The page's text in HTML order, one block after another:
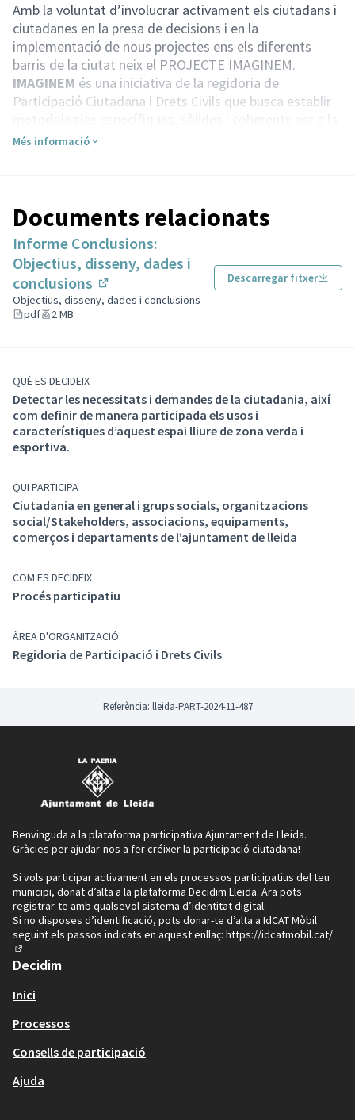
Amb la voluntat d’involucrar activament els ciutadans i
ciutadanes en la presa de decisions i en la
implementació de nous projectes ens els diferents
barris de la ciutat neix el PROJECTE IMAGINEM.
IMAGINEM és una iniciativa de la regidoria de
Participació Ciutadana i Drets Civils que busca establir
gestió de processos participatius. El seu objectiu és
promovent la seva consciència i corresponsabilitat.
Antecedents
L’Ajuntament de Lleida té ferma voluntat de comptar
esportiva al barri de Llívia.
En aquest sentit, l’objectiu general del procés de
participació que plantegem ha de ser detectar les
necessitats i demandes de la ciutadania, així com
d’aquest espai lliures de zona verda esportiva i de
jardins.
Aquest espai está qualificat com Sistema d’espai lliure.
SISTEMA D’ESPAIS LLIURES – ZONES VERDES I
JARDINS (CLAU VJ)
Segons l’article 143.D de les normes urbanístiques del
PGL 1995-2015:
“Comprèn les zones verdes de caràcter local, de més
infantils, àrees d’estada i repòs i lleure en general, amb
un tractament prioritàriament arbrat o enjardinat.
comunitari en el subsòl, però de propietat i servei
públic.
Més informació
Documents relacionats
Informe Conclusions:
Objectius, disseny, dades i
conclusions
(Enllaç extern)
Objectius, disseny, dades i conclusions
pdf
2 MB
Descarregar fitxer
QUÈ ES DECIDEIX
Detectar les necessitats i demandes de la ciutadania, així
com definir de manera participada els usos i
característiques d’aquest espai lliure de zona verda i
esportiva.
QUI PARTICIPA
Ciutadania en general i grups socials, organitzacions
social/Stakeholders, associacions, equipaments,
comerços i departaments de l’ajuntament de lleida
COM ES DECIDEIX
Procés participatiu
ÀREA D'ORGANITZACIÓ
Regidoria de Participació i Drets Civils
Referència: lleida-PART-2024-11-487
Benvinguda a la plataforma participativa Ajuntament de Lleida.
Gràcies per ajudar-nos a fer créixer la participació ciutadana!
Si vols participar activament en els processos participatius del teu
municipi, donat d’alta a la plataforma Decidim Lleida. Ara pots
registrar-te amb qualsevol sistema d’identitat digital.
Si no disposes d’identificació, pots donar-te d’alta a IdCAT Mòbil
seguint els passos indicats en aquest enllaç: https://idcatmobil.cat/
(Enllaç extern)
Decidim
Inici
Processos
Consells de participació
Ajuda